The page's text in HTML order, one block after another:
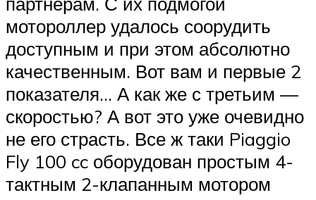
мотороллер удалось соорудить
доступным и при этом абсолютно
качественным. Вот вам и первые 2
показателя… А как же с третьим —
скоростью? А вот это уже очевидно
не его страсть. Все ж таки Piaggio
Fly 100 cc оборудован простым 4-
тактным 2-клапанным мотором